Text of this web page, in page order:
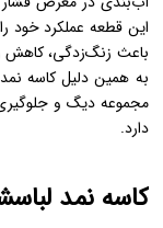
این قطعه عملکرد خود
باعث زنگ‌زدگی، کاهش
به همین دلیل کاسه
مجموعه دیگ و
دارد.
کاسه نمد